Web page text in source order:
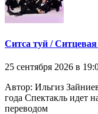
Ситса туй / Ситцевая
25 сентября 2026 в
Автор: Ильгиз
года Спектакль идет
переводом